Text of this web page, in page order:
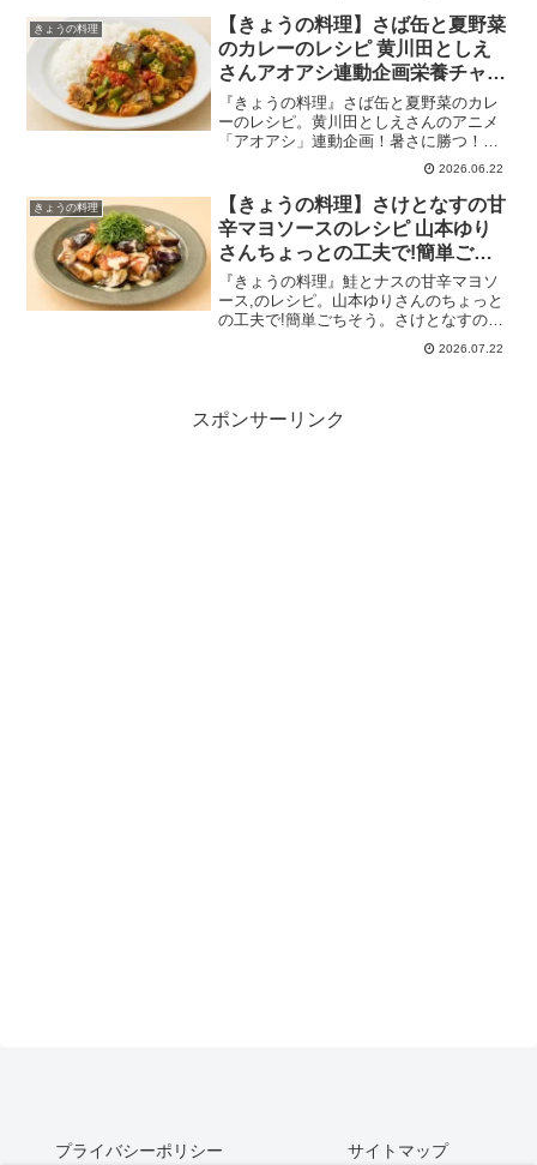
ま味に、豆乳のコクを加えた滋味深い一
杯で、切り餅のとろみが体にスッとなじ
む、やさしい味わいのスープ。2026年2月
11日
きょうの料理
【きょうの料理】さば缶と夏野菜
のカレーのレシピ 黄川田としえ
さんアオアシ連動企画栄養チャー
ジ献立2026年6月22日
『きょうの料理』さば缶と夏野菜のカレ
ーのレシピ。黄川田としえさんのアニメ
「アオアシ」連動企画！暑さに勝つ！栄
養チャージ献立。サバ缶と夏野菜のカレ
ーは、抗酸化物質が豊富な夏野菜に、た
んぱく質源のさば缶を加えた栄養満点の
カレーです。カレールウを使わないの
で、スポーツの合間にもおすすめ。2026
年6月22日放送。
2026.06.22
きょうの料理
【きょうの料理】さけとなすの甘
辛マヨソースのレシピ 山本ゆり
さんちょっとの工夫で!簡単ごち
そう2026年7月22日
『きょうの料理』鮭とナスの甘辛マヨソ
ース,のレシピ。山本ゆりさんのちょっと
の工夫で!簡単ごちそう。さけとなすの甘
辛マヨソースは、甘辛だれとレモンのき
いたマヨソースのWソースで、簡単なの
日
2026.07.22
スポンサーリンク
プライバシーポリシー サイトマップ